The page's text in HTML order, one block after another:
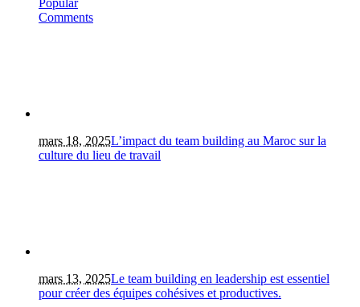
Popular
Comments
mars 18, 2025L’impact du team building au Maroc sur la
culture du lieu de travail
mars 13, 2025Le team building en leadership est essentiel
pour créer des équipes cohésives et productives.